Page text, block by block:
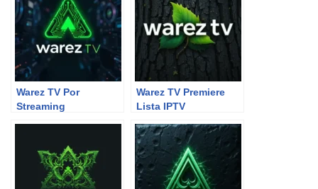
Warez TV Por
Streaming
Warez TV Premiere
Lista IPTV